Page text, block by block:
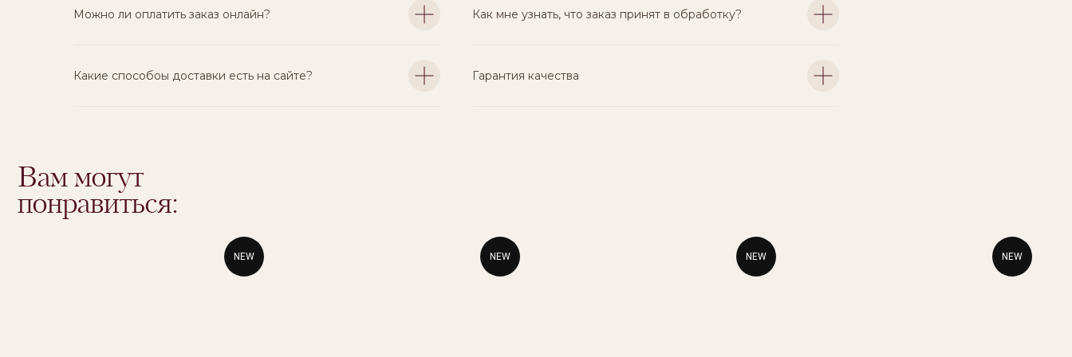
Можно ли оплатить заказ онлайн? Как мне узнать, что заказ принят в обработку?
Какие способоы доставки есть на сайте? Гарантия качества
NEW NEW NEW NEW